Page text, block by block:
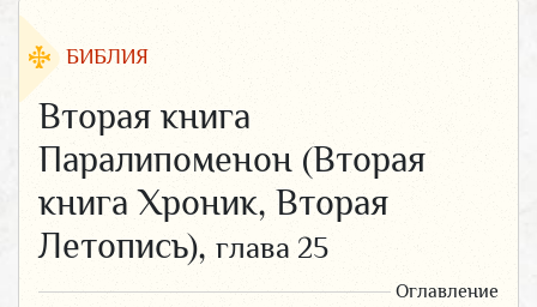
БИБЛИЯ
Вторая книга
Паралипоменон (Вторая
книга Хроник, Вторая
Летопись), глава 25
Оглавление